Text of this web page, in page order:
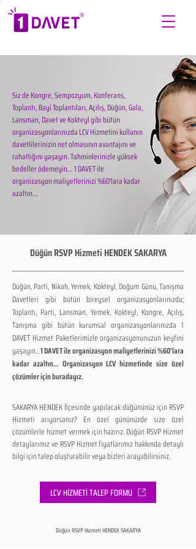
Siz de Kongre, Sempozyum, Konferans,
Toplantı, Bayi Toplantıları, Açılış, Düğün, Gala,
Lansman, Davet ve Kokteyl gibi bütün
organizasyonlarınızda LCV Hizmetini kullanın
davetlilerinizin net olmasının avantajını ve
rahatlığını yaşayın. Tahminlerinizle yüksek
bedeller ödemeyin... 1 DAVET ile
organizasyon maliyetlerinizi %60'lara kadar
azaltın...
Düğün RSVP Hizmeti HENDEK SAKARYA
Düğün, Parti, Nikah, Yemek, Kokteyl, Doğum Günü, Tanışma
Davetleri gibi bütün bireysel organizasyonlarınızda;
Toplantı, Parti, Lansman, Yemek, Kokteyl, Kongre, Açılış,
Tanışma gibi bütün kurumsal organizasyonlarınızda 1
DAVET Hizmet Paketlerimizle organizasyonunuzun keyfini
yaşayın...1 DAVET ile organizasyon maliyetlerinizi %60'lara
kadar azaltın... Organizasyon LCV hizmetinde size özel
çözümler için buradayız.
SAKARYA HENDEK İlçesinde yapılacak düğününüz için RSVP
Hizmeti arıyorsanız? En özel gününüzde size özel
çözümlerle hizmet vermek için hazırız. Düğün RSVP Hizmet
detaylarımız ve RSVP Hizmet fiyatlarımız hakkında detaylı
bilgi için talep oluşturabilir veya bizleri arayabilirsiniz.
LCV HİZMETİ TALEP FORMU
Düğün RSVP Hizmeti HENDEK SAKARYA